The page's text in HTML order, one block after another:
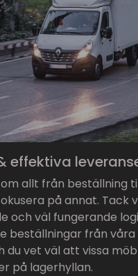
effektiva
allt från beställning
på annat. Tack
och väl fungerande
beställningar från
du vet väl att vissa
på lagerhyllan.